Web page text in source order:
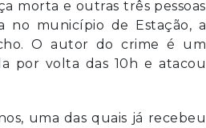
morta e outras três pessoas
no município de Estação, a
O autor do crime é um
por volta das 10h e atacou
uma das quais já recebeu